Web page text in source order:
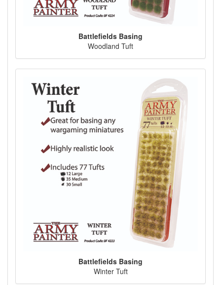
Battlefields Basing
Woodland Tuft
Battlefields Basing
Winter Tuft